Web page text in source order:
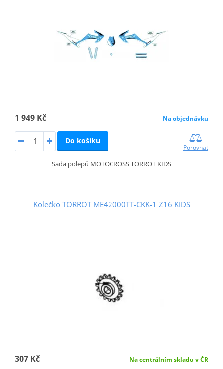
1 949 Kč Na objednávku
Do košíku
Porovnat
Sada polepů MOTOCROSS TORROT KIDS
Kolečko TORROT ME42000TT-CKK-1 Z16 KIDS
307 Kč Na centrálním skladu v ČR